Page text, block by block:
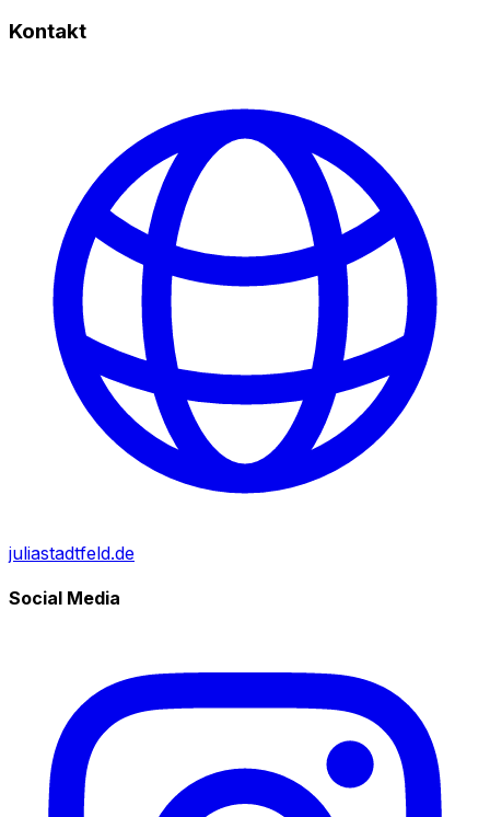
Kontakt
juliastadtfeld.de
Social Media